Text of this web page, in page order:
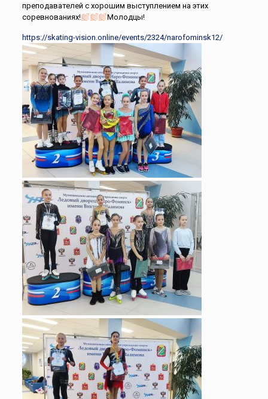
преподавателей с хорошим выступлением на этих
соревнованиях!
Молодцы!
https://skating-vision.online/events/2324/narofominsk12/